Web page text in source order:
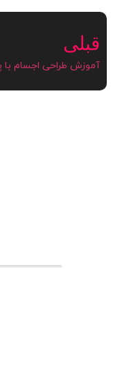
قبلی
آموزش طراحی اجسام با